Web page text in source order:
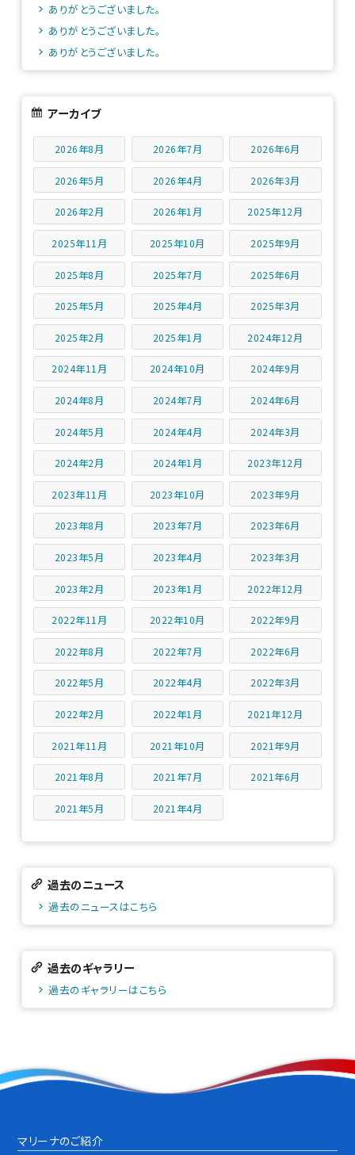
ありがとうございました。
ありがとうございました。
ありがとうございました。
アーカイブ
2026年8月 2026年7月 2026年6月
2026年5月 2026年4月 2026年3月
2026年2月 2026年1月 2025年12月
2025年11月 2025年10月 2025年9月
2025年8月 2025年7月 2025年6月
2025年5月 2025年4月 2025年3月
2025年2月 2025年1月 2024年12月
2024年11月 2024年10月 2024年9月
2024年8月 2024年7月 2024年6月
2024年5月 2024年4月 2024年3月
2024年2月 2024年1月 2023年12月
2023年11月 2023年10月 2023年9月
2023年8月 2023年7月 2023年6月
2023年5月 2023年4月 2023年3月
2023年2月 2023年1月 2022年12月
2022年11月 2022年10月 2022年9月
2022年8月 2022年7月 2022年6月
2022年5月 2022年4月 2022年3月
2022年2月 2022年1月 2021年12月
2021年11月 2021年10月 2021年9月
2021年8月 2021年7月 2021年6月
2021年5月 2021年4月
過去のニュース
過去のニュースはこちら
過去のギャラリー
過去のギャラリーはこちら
マリーナのご紹介